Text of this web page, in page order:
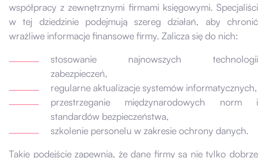
współpracy z zewnętrznymi firmami księgowymi. Specjaliści
w tej dziedzinie podejmują szereg działań, aby chronić
wrażliwe informacje finansowe firmy. Zalicza się do nich:
stosowanie najnowszych technologii
zabezpieczeń,
regularne aktualizacje systemów informatycznych,
przestrzeganie międzynarodowych norm i
standardów bezpieczeństwa,
szkolenie personelu w zakresie ochrony danych.
Takie podejście zapewnia, że dane firmy są nie tylko dobrze